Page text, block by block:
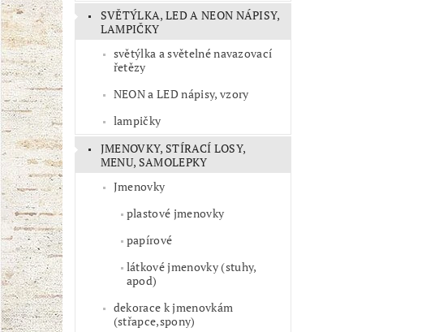
SVĚTÝLKA, LED A NEON NÁPISY,
LAMPIČKY
světýlka a světelné navazovací
řetězy
NEON a LED nápisy, vzory
lampičky
JMENOVKY, STÍRACÍ LOSY,
MENU, SAMOLEPKY
Jmenovky
plastové jmenovky
papírové
látkové jmenovky (stuhy,
apod)
dekorace k jmenovkám
(střapce,spony)